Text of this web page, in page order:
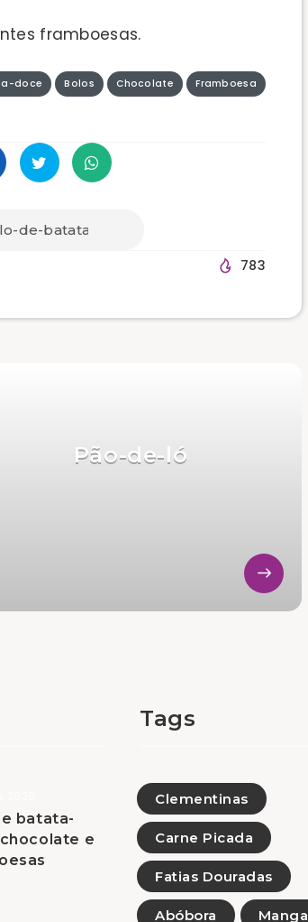
framboesas.
doce Bolos Chocolate Framboesa
783
Pão-de-ló
batata-
e
Tags
Clementinas
Carne Picada
Fatias Douradas
Abóbora Manga